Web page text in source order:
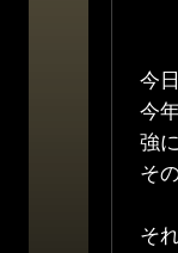
今
今
強
そ
そ